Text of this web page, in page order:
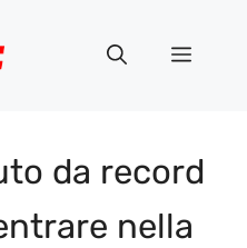
Menu
da record
nella